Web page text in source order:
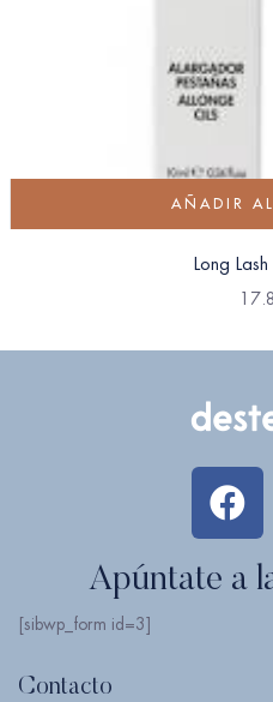
AÑADIR
Long Lash
Apúntate a
[sibwp_form id=3]
Contacto